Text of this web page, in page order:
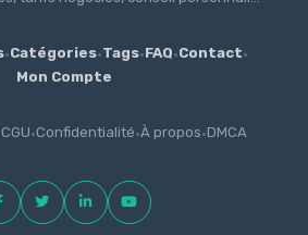
·Catégories·Tags·FAQ·Contact·
Mon Compte
CGU·Confidentialité·À propos·DMCA